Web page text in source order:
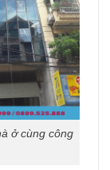
ở cùng công